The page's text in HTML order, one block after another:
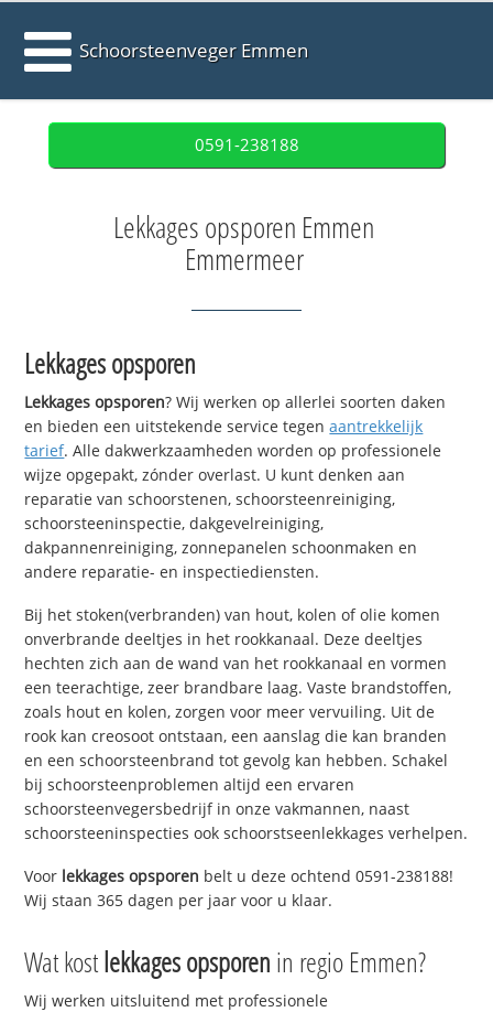
Schoorsteenveger Emmen
0591-238188
Lekkages opsporen Emmen
Emmermeer
Lekkages opsporen
Lekkages opsporen? Wij werken op allerlei soorten daken
en bieden een uitstekende service tegenaantrekkelijk
tarief. Alle dakwerkzaamheden worden op professionele
wijze opgepakt, zónder overlast. U kunt denken aan
reparatie van schoorstenen, schoorsteenreiniging,
schoorsteeninspectie, dakgevelreiniging,
dakpannenreiniging, zonnepanelen schoonmaken en
andere reparatie- en inspectiediensten.
Bij het stoken(verbranden) van hout, kolen of olie komen
onverbrande deeltjes in het rookkanaal. Deze deeltjes
hechten zich aan de wand van het rookkanaal en vormen
een teerachtige, zeer brandbare laag. Vaste brandstoffen,
zoals hout en kolen, zorgen voor meer vervuiling. Uit de
rook kan creosoot ontstaan, een aanslag die kan branden
en een schoorsteenbrand tot gevolg kan hebben. Schakel
bij schoorsteenproblemen altijd een ervaren
schoorsteenvegersbedrijf in onze vakmannen, naast
schoorsteeninspecties ook schoorstseenlekkages verhelpen.
Voor lekkages opsporen belt u deze ochtend 0591-238188!
Wij staan 365 dagen per jaar voor u klaar.
Wat kostlekkages opsporen in regio Emmen?
Wij werken uitsluitend met professionele